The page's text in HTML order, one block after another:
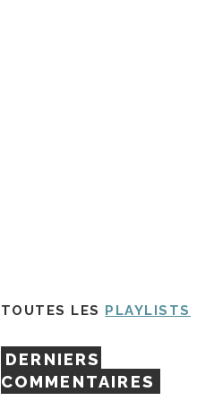
TOUTES LES PLAYLISTS
DERNIERS
COMMENTAIRES